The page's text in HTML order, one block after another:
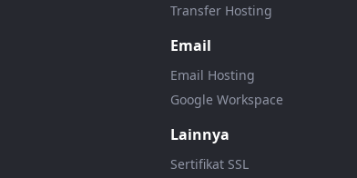
Transfer Hosting
Email
Email Hosting
Google Workspace
Lainnya
Sertifikat SSL